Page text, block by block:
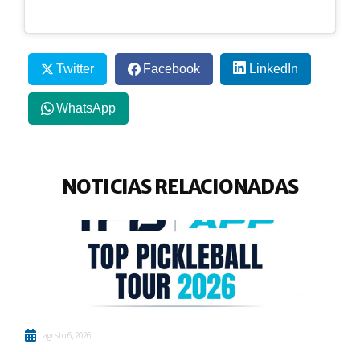
Twitter Facebook LinkedIn
WhatsApp
NOTICIAS RELACIONADAS
agosto 6, 2026